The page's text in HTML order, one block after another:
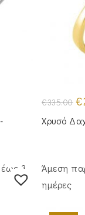
€335.00 €
Χρυσό
3
Άμεση
ημέρες